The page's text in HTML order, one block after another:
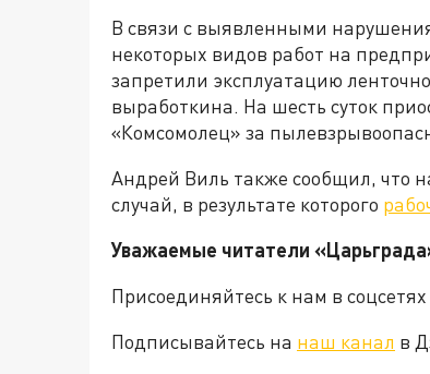
В связи с выявленными
некоторых видов работ на
запретили эксплуатацию
выработкина. На шесть суток
«Комсомолец» за
Андрей Виль также сообщил, что
случай, в результате которого
Уважаемые читатели
Присоединяйтесь к нам в соцсетях
Подписывайтесь на наш канал в